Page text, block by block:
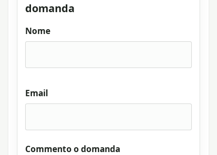
domanda
Nome
Email
Commento o domanda